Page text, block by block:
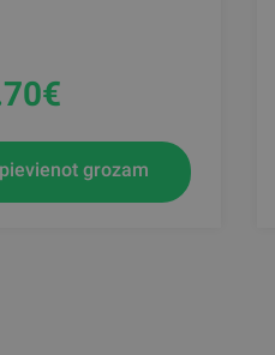
€
pievienot grozam